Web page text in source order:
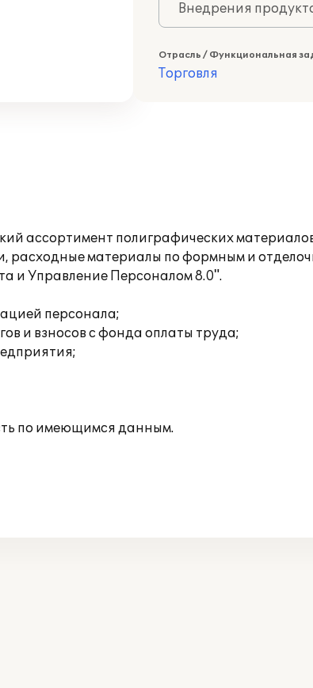
Внедрения
Отрасль / Функциональная
Торговля
ассортимент полиграфических
расходные материалы по формным и
и Управление Персоналом 8.0".
персонала;
и взносов с фонда оплаты труда;
по имеющимся данным.